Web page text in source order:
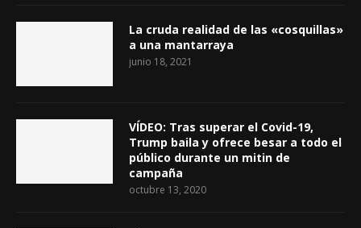
La cruda realidad de las «cosquillas»
a una mantarraya
junio 18, 2021
VÍDEO: Tras superar el Covid-19,
Trump baila y ofrece besar a todo el
público durante un mitin de
campaña
octubre 13, 2020